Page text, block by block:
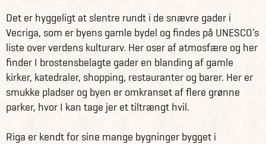
Det er hyggeligt at slentre rundt i de snævre gader i
Vecriga, som er byens gamle bydel og findes på UNESCO’s
liste over verdens kulturarv. Her oser af atmosfære og her
finder I brostensbelagte gader en blanding af gamle
kirker, katedraler, shopping, restauranter og barer. Her er
smukke pladser og byen er omkranset af flere grønne
parker, hvor I kan tage jer et tiltrængt hvil.
Riga er kendt for sine mange bygninger bygget i